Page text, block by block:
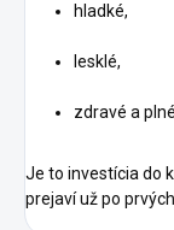
hladké,
lesklé,
zdravé a
Je to investícia do
prejaví už po